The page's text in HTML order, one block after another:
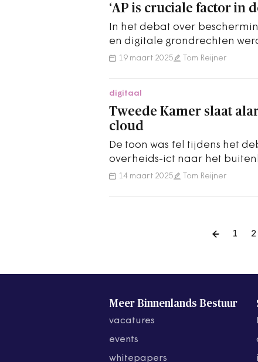
‘AP is cruciale factor in
In het debat over
en digitale grondrechten
bijna gedwongen om de AP
19 maart 2025 Tom Reijner
digitaal
Tweede Kamer slaat
cloud
De toon was fel tijdens het
overheids-ict naar het
14 maart 2025 Tom Reijner
1 2
Meer Binnenlands Bestuur
vacatures
events
whitepapers